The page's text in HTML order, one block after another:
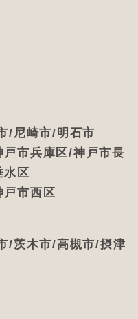
/尼崎市/明石市
市兵庫区/神戸市長
水区
市西区
/茨木市/高槻市/摂津